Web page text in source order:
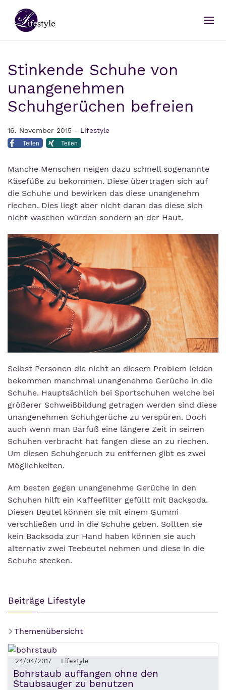
Stinkende Schuhe von
unangenehmen
Schuhgerüchen befreien
16. November 2015 - Lifestyle
Teilen Teilen
Manche Menschen neigen dazu schnell sogenannte
Käsefüße zu bekommen. Diese übertragen sich auf
die Schuhe und bewirken das diese unangenehm
riechen. Dies liegt aber nicht daran das diese sich
nicht waschen würden sondern an der Haut.
Selbst Personen die nicht an diesem Problem leiden
bekommen manchmal unangenehme Gerüche in die
Schuhe. Hauptsächlich bei Sportschuhen welche bei
größerer Schweißbildung getragen werden sind diese
unangenehmen Schuhgerüche zu verspüren. Doch
auch wenn man Barfuß eine längere Zeit in seinen
Schuhen verbracht hat fangen diese an zu riechen.
Um diesen Schuhgeruch zu entfernen gibt es zwei
Möglichkeiten.
Am besten gegen unangenehme Gerüche in den
Schuhen hilft ein Kaffeefilter gefüllt mit Backsoda.
Diesen Beutel können sie mit einem Gummi
verschließen und in die Schuhe geben. Sollten sie
kein Backsoda zur Hand haben können sie auch
alternativ zwei Teebeutel nehmen und diese in die
Schuhe stecken.
Beiträge Lifestyle
Themenübersicht
24/04/2017 Lifestyle
Bohrstaub auffangen ohne den
Staubsauger zu benutzen